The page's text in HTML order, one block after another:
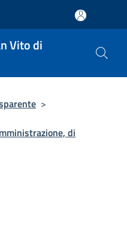
Vito di
>
di